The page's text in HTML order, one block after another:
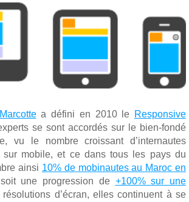
a défini en 2010 le Responsive
se sont accordés sur le bien-fondé
vu le nombre croissant d’internautes
sur mobile, et ce dans tous les pays du
ainsi 10% de mobinautes au Maroc en
une progression de +100% sur une
d’écran, elles continuent à se